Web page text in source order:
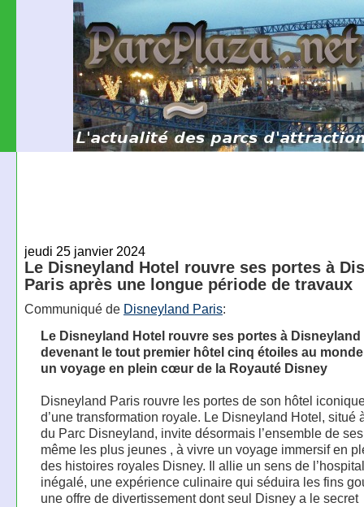
jeudi 25 janvier 2024
Le Disneyland Hotel rouvre ses portes à
Paris après une longue période de travaux
Communiqué de Disneyland Paris:
Le Disneyland Hotel rouvre ses portes à Disneyland
devenant le tout premier hôtel cinq étoiles au
un voyage en plein cœur de la Royauté Disney
Disneyland Paris rouvre les portes de son hôtel
d’une transformation royale. Le Disneyland Hotel, situé
du Parc Disneyland, invite désormais l’ensemble de
même les plus jeunes , à vivre un voyage immersif en
des histoires royales Disney. Il allie un sens de
inégalé, une expérience culinaire qui séduira les fins
une offre de divertissement dont seul Disney a le secret